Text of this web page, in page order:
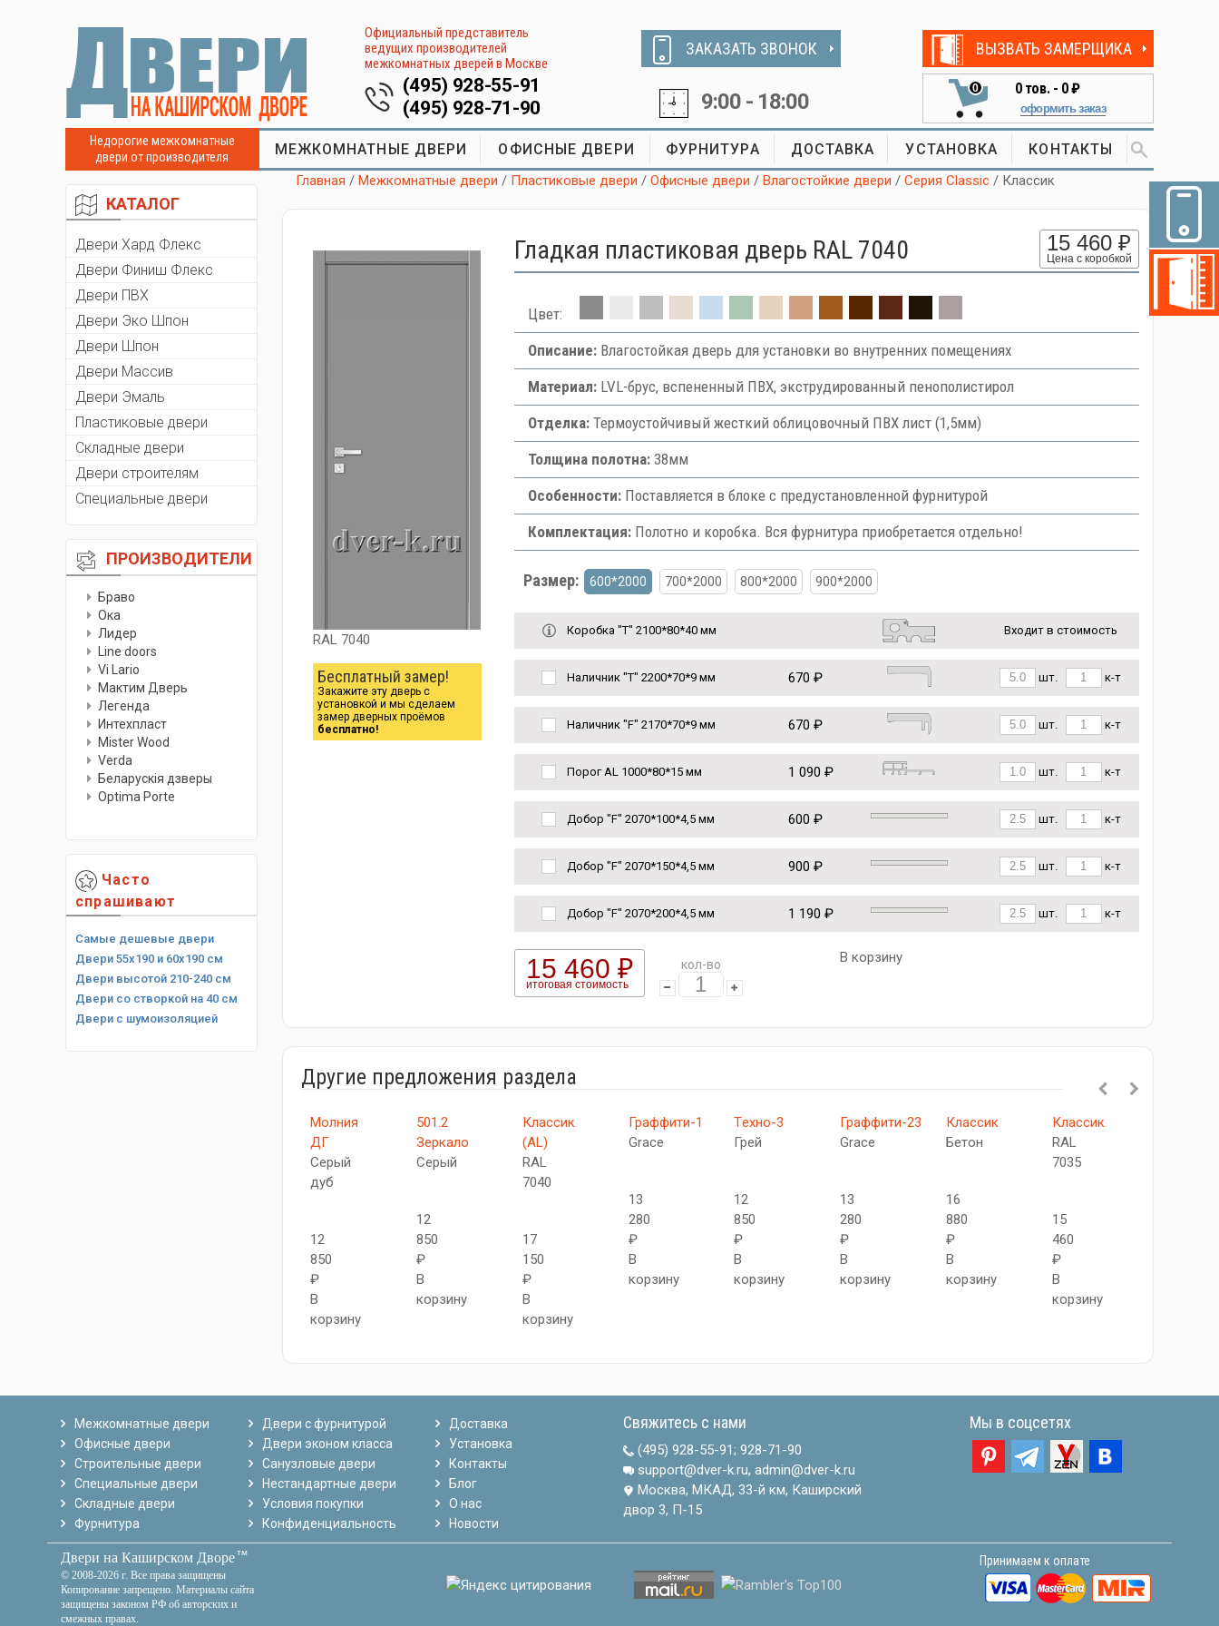
Официальный представитель
ведущих производителей
межкомнатных дверей в Москве
(495) 928-55-91
(495) 928-71-90
ЗАКАЗАТЬ ЗВОНОК
9:00 - 18:00
ВЫЗВАТЬ ЗАМЕРЩИКА
0 0тов. - 0 ₽
оформить заказ
Недорогие межкомнатные
двери от производителя
МЕЖКОМНАТНЫЕ ДВЕРИ ОФИСНЫЕ ДВЕРИ ФУРНИТУРА ДОСТАВКА УСТАНОВКА КОНТАКТЫ
КАТАЛОГ
Двери Хард Флекс
Двери Финиш Флекс
Двери ПВХ
Двери Эко Шпон
Двери Шпон
Двери Массив
Двери Эмаль
Пластиковые двери
Складные двери
Двери строителям
Специальные двери
ПРОИЗВОДИТЕЛИ
Браво
Ока
Лидер
Line doors
Vi Lario
Мактим Дверь
Легенда
Интехпласт
Мister Wood
Verda
Беларускiя дзверы
Optima Porte
Часто
спрашивают
Самые дешевые двери
Двери 55х190 и 60х190 см
Двери высотой 210-240 см
Двери со створкой на 40 см
Двери с шумоизоляцией
Главная /Межкомнатные двери / Пластиковые двери /Офисные двери /Влагостойкие двери /Серия Classic / Классик
RAL 7040
Бесплатный замер!
Закажите эту дверь с
установкой и мы сделаем
замер дверных проёмов
бесплатно!
Гладкая пластиковая дверь RAL 7040 15 460 ₽
Цена с коробкой
Цвет:
Описание:Влагостойкая дверь для установки во внутренних помещениях
Материал:LVL-брус, вспененный ПВХ, экструдированный пенополистирол
Отделка:Термоустойчивый жесткий облицовочный ПВХ лист (1,5мм)
Толщина полотна:38мм
Особенности:Поставляется в блоке с предустановленной фурнитурой
Комплектация:Полотно и коробка. Вся фурнитура приобретается отдельно!
Размер: 600*2000 700*2000 800*2000 900*2000
Коробка "Т" 2100*80*40 мм Входит в стоимость
Наличник "Т" 2200*70*9 мм 670 ₽ шт. к-т
Наличник "F" 2170*70*9 мм 670 ₽ шт. к-т
Порог AL 1000*80*15 мм 1 090 ₽ шт. к-т
Добор "F" 2070*100*4,5 мм 600 ₽ шт. к-т
Добор "F" 2070*150*4,5 мм 900 ₽ шт. к-т
Добор "F" 2070*200*4,5 мм 1 190 ₽ шт. к-т
15 460 ₽
итоговая стоимость
кол-во В корзину
Другие предложения раздела
Молния
ДГ
Серый
дуб
12
850
₽
В
корзину
501.2
Зеркало
Серый
12
850
₽
В
корзину
Классик
(AL)
RAL
7040
17
150
₽
В
корзину
Граффити-1
Grace
13
280
₽
В
корзину
Tехно-3
Грей
12
850
₽
В
корзину
Граффити-23
Grace
13
280
₽
В
корзину
Классик
Бетон
16
880
₽
В
корзину
Классик
RAL
7035
15
460
₽
В
корзину
Межкомнатные двери
Офисные двери
Строительные двери
Специальные двери
Складные двери
Фурнитура
Двери с фурнитурой
Двери эконом класса
Санузловые двери
Нестандартные двери
Условия покупки
Конфиденциальность
Доставка
Установка
Контакты
Блог
О нас
Новости
Свяжитесь с нами
(495) 928-55-91; 928-71-90
support@dver-k.ru, admin@dver-k.ru
Москва, МКАД, 33-й км, Каширский
двор 3, П-15
Мы в соцсетях
Двери на Каширском Дворетм
© 2008-2026 г. Все права защищены
Копирование запрещено. Материалы сайта
защищены законом РФ об авторских и
смежных правах.
Принимаем к оплате